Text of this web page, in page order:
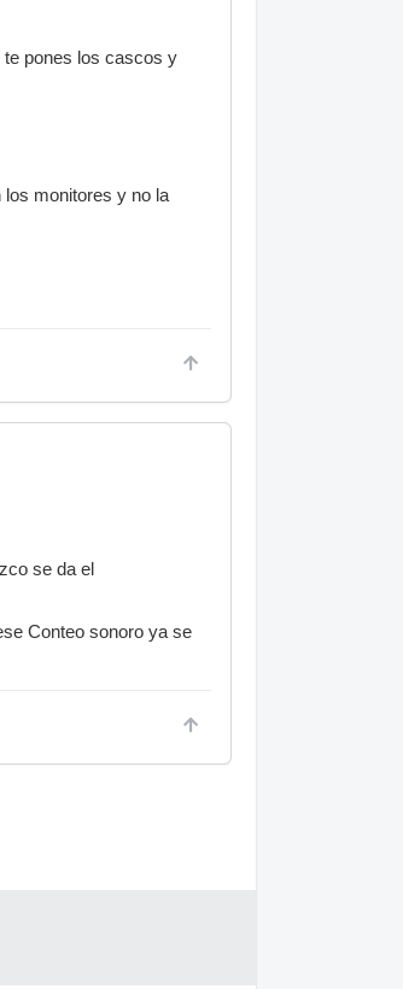
te pones los cascos y
los monitores y no la
se da el
Conteo sonoro ya se